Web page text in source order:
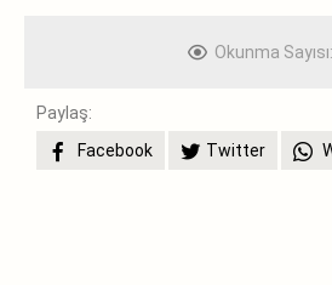
Okunma Sayısı:
Paylaş:
Facebook
Twitter